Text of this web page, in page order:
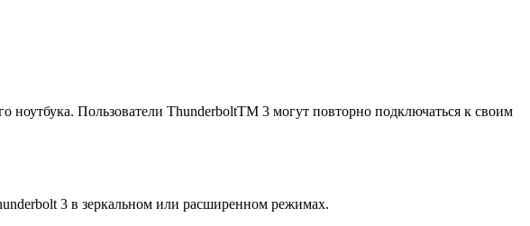
Пользователи ThunderboltTM 3 могут повторно подключаться к своим
3 в зеркальном или расширенном режимах.